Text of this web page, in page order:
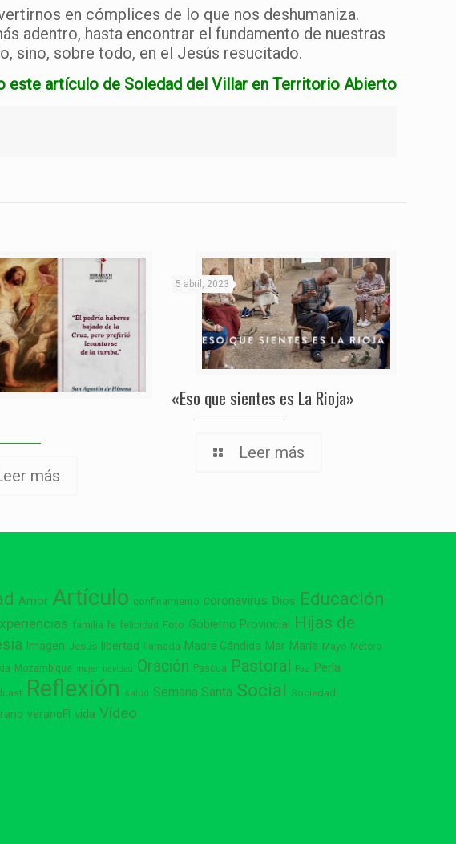
en cómplices de lo que nos deshumaniza.
adentro, hasta encontrar el fundamento de nuestras
sino, sobre todo, en el Jesús resucitado.
este artículo de Soledad del Villar en Territorio Abierto
más
5 abril, 2023
«Eso que sientes es La Rioja»
Leer más
Amor Artículo confinamiento coronavirus Dios Educación
familia fe felicidad Foto Gobierno Provincial
Hijas de
Imagen Jesús libertad llamada Madre Cándida Mar María Mayo Metoro
Mozambique mujer navidad Oración Pascua Pastoral Paz Perla
Reflexión salud Semana Santa Social Sociedad
veranoFI vida Vídeo